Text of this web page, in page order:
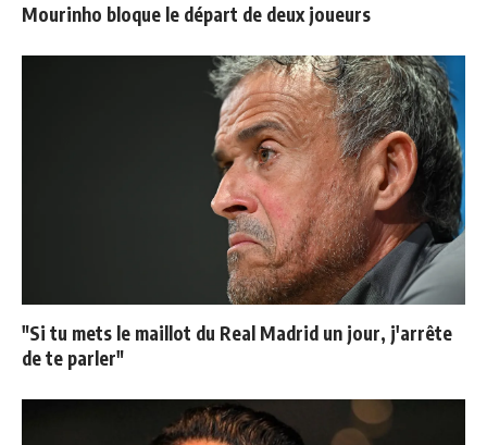
Mourinho bloque le départ de deux joueurs
"Si tu mets le maillot du Real Madrid un jour, j'arrête
de te parler"